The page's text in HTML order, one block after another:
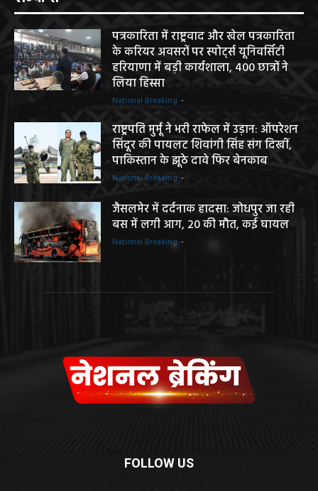
पत्रकारिता में राष्ट्रवाद और खेल पत्रकारिता
के करियर अवसरों पर स्पोर्ट्स यूनिवर्सिटी
हरियाणा में बड़ी कार्यशाला, 400 छात्रों ने
लिया हिस्सा
National Breaking -
राष्ट्रपति मुर्मू ने भरी राफेल में उड़ान: ऑपरेशन
सिंदूर की पायलट शिवांगी सिंह संग दिखीं,
पाकिस्तान के झूठे दावे फिर बेनकाब
National Breaking -
जैसलमेर में दर्दनाक हादसा: जोधपुर जा रही
बस में लगी आग, 20 की मौत, कई घायल
National Breaking -
FOLLOW US